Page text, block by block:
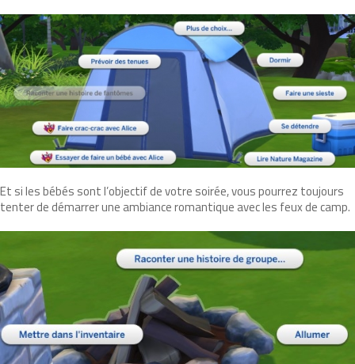
Et si les bébés sont l’objectif de votre soirée, vous pourrez toujours
tenter de démarrer une ambiance romantique avec les feux de camp.